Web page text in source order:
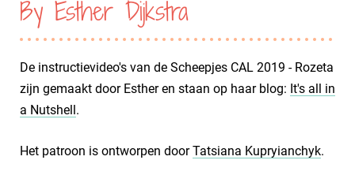
By Esther Dijkstra
De instructievideo's van de Scheepjes CAL 2019 - Rozeta
zijn gemaakt door Esther en staan op haar blog: It's all in
a Nutshell.
Het patroon is ontworpen doorTatsiana Kupryianchyk.